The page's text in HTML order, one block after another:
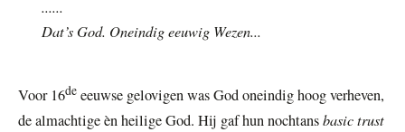
......
Dat’s God. Oneindig eeuwig Wezen...
Voor 16de eeuwse gelovigen was God oneindig hoog verheven,
de almachtige èn heilige God. Hij gaf hun nochtansbasic trust